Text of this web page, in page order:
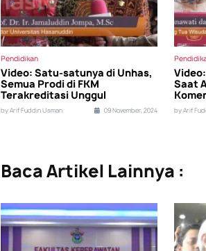
Pendidikan
Video: Satu-satunya di Unhas,
Semua Prodi di FKM
Terakreditasi Unggul
by Arif Fuddin Usman 09 November, 2024
Saat
by Arif
Baca Artikel Lainnya :